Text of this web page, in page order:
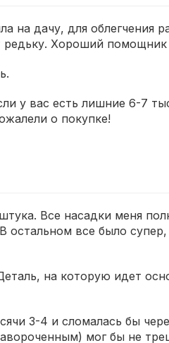
на дачу, для облегчения
редьку. Хороший помощник
у вас есть лишние 6-7
о покупке!
Все насадки меня
все было
на которую идет
3-4 и сломалась бы
мог бы не